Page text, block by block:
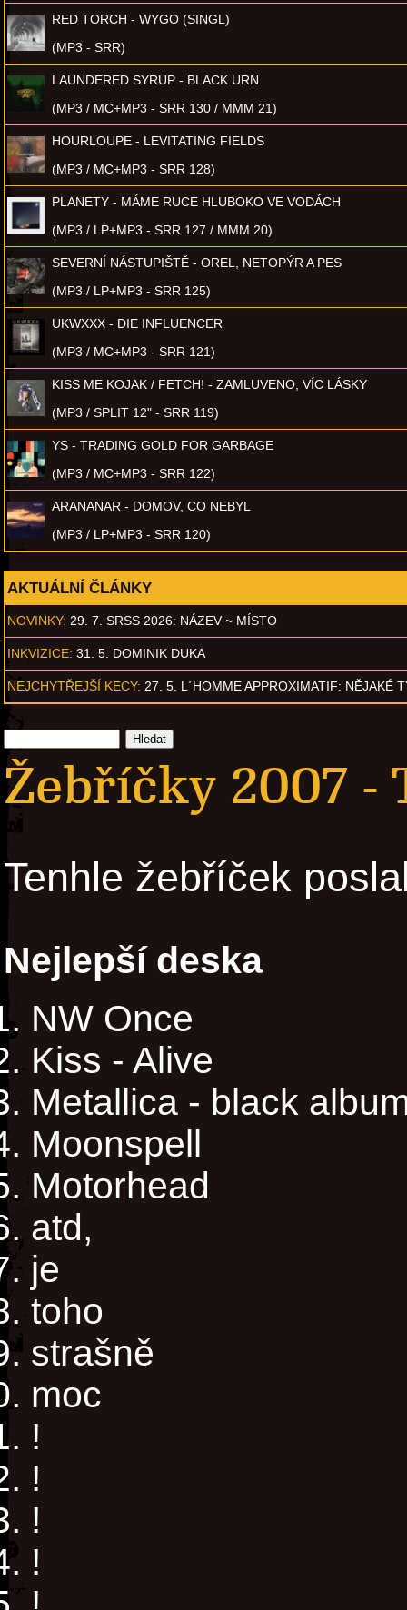
RED TORCH - WYGO (SINGL)
(MP3 - SRR)
LAUNDERED SYRUP - BLACK URN
(MP3 / MC+MP3 - SRR 130 / MMM 21)
HOURLOUPE - LEVITATING FIELDS
(MP3 / MC+MP3 - SRR 128)
PLANETY - MÁME RUCE HLUBOKO VE VODÁCH
(MP3 / LP+MP3 - SRR 127 / MMM 20)
SEVERNÍ NÁSTUPIŠTĚ - OREL, NETOPÝR A PES
(MP3 / LP+MP3 - SRR 125)
UKWXXX - DIE INFLUENCER
(MP3 / MC+MP3 - SRR 121)
KISS ME KOJAK / FETCH! - ZAMLUVENO, VÍC LÁSKY
(MP3 / SPLIT 12" - SRR 119)
YS - TRADING GOLD FOR GARBAGE
(MP3 / MC+MP3 - SRR 122)
ARANANAR - DOMOV, CO NEBYL
(MP3 / LP+MP3 - SRR 120)
AKTUÁLNÍ ČLÁNKY
NOVINKY: 29. 7. SRSS 2026: NÁZEV ~ MÍSTO
INKVIZICE: 31. 5. DOMINIK DUKA
NEJCHYTŘEJŠÍ KECY: 27. 5. L´HOMME APPROXIMATIF: NĚJAKÉ
Žebříčky 2007 -
Tenhle žebříček
Nejlepší deska
NW Once
Kiss - Alive
Metallica - black
Moonspell
Motorhead
atd,
je
toho
strašně
moc
!
!
!
!